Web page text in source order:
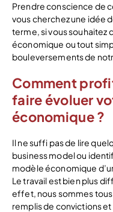
Prendre conscience de
vous cherchez une idée
terme, si vous souhaitez
économique ou tout
bouleversements de
Comment
faire évoluer
économique ?
Il ne suffi pas de lire
business model ou
modèle économique
Le travail est bien plus
effet, nous sommes
remplis de convictions